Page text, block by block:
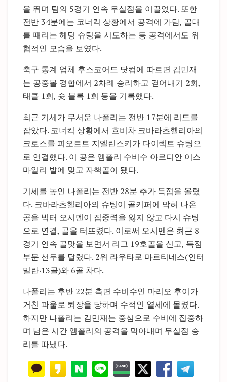
을 뛰며 팀의 5경기 연속 무실점을 이끌었다. 또한
전반 34분에는 코너킥 상황에서 공격에 가담, 골대
를 때리는 헤딩 슈팅을 시도하는 등 공격에서도 위
협적인 모습을 보였다.
축구 통계 업체 후스코어드 닷컴에 따르면 김민재
는 공중볼 경합에서 2차례 승리하고 걷어내기 2회,
태클 1회, 슛 블록 1회 등을 기록했다.
최근 기세가 무서운 나폴리는 전반 17분에 리드를
잡았다. 코너킥 상황에서 흐비차 크바라츠헬리아의
크로스를 피오르트 지엘린스키가 다이렉트 슈팅으
로 연결했다. 이 공은 엠폴리 수비수 아르디안 이스
마일리 발에 맞고 자책골이 됐다.
기세를 높인 나폴리는 전반 28분 추가 득점을 올렸
다. 크바라츠헬리아의 슈팅이 골키퍼에 막혀 나온
공을 빅터 오시멘이 집중력을 잃지 않고 다시 슈팅
으로 연결, 골을 터뜨렸다. 이로써 오시멘은 최근 8
경기 연속 골맛을 보면서 리그 19호골을 신고, 득점
부문 선두를 달렸다. 2위 라우타로 마르티네스(인터
밀란‧13골)와 6골 차다.
나폴리는 후반 22분 측면 수비수인 마리오 후이가
거친 파울로 퇴장을 당하며 수적인 열세에 몰렸다.
하지만 나폴리는 김민재는 중심으로 수비에 집중하
며 남은 시간 엠폴리의 공격을 막아내며 무실점 승
리를 따냈다.